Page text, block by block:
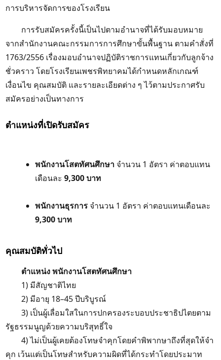
การบริหารจัดการของโรงเรียน
การรับสมัครครั้งนี้เป็นไปตามอำนาจที่ได้รับมอบหมาย
จากสำนักงานคณะกรรมการการศึกษาขั้นพื้นฐาน ตามคำสั่งที่
1763/2556 เรื่องมอบอำนาจปฏิบัติราชการแทนเกี่ยวกับลูกจ้าง
ชั่วคราว โดยโรงเรียนเพชรพิทยาคมได้กำหนดหลักเกณฑ์
เงื่อนไข คุณสมบัติ และรายละเอียดต่าง ๆ ไว้ตามประกาศรับ
สมัครอย่างเป็นทางการ
ตำแหน่งที่เปิดรับสมัคร
พนักงานโสตทัศนศึกษา จำนวน 1 อัตรา ค่าตอบแทน
เดือนละ9,300 บาท
พนักงานธุรการ จำนวน 1 อัตรา ค่าตอบแทนเดือนละ
9,300 บาท
คุณสมบัติทั่วไป
ตำแหน่ง พนักงานโสตทัศนศึกษา
1) มีสัญชาติไทย
2) มีอายุ 18–45 ปีบริบูรณ์
3) เป็นผู้เลื่อมใสในการปกครองระบอบประชาธิปไตยตาม
รัฐธรรมนูญด้วยความบริสุทธิ์ใจ
4) ไม่เป็นผู้เคยต้องโทษจำคุกโดยคำพิพากษาถึงที่สุดให้จำ
คุก เว้นแต่เป็นโทษสำหรับความผิดที่ได้กระทำโดยประมาท